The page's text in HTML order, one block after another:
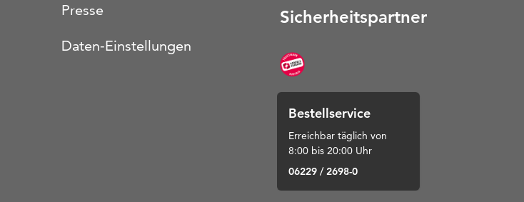
Presse
Daten-Einstellungen
Sicherheitspartner
Bestellservice
Erreichbar täglich von
8:00 bis 20:00 Uhr
06229 / 2698-0